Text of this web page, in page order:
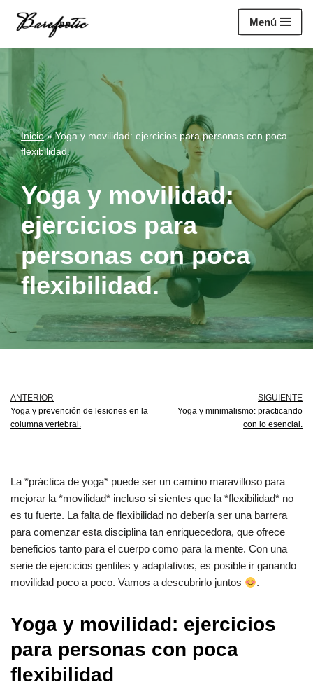
contenido
Menú
Inicio»Yoga y movilidad: ejercicios para personas con poca
flexibilidad.
Yoga y movilidad:
ejercicios para
personas con poca
flexibilidad.
ANTERIOR
Yoga y prevención de lesiones en la
columna vertebral.
SIGUIENTE
Yoga y minimalismo: practicando
con lo esencial.
La *práctica de yoga* puede ser un camino maravilloso para
mejorar la *movilidad* incluso si sientes que la *flexibilidad* no
es tu fuerte. La falta de flexibilidad no debería ser una barrera
para comenzar esta disciplina tan enriquecedora, que ofrece
beneficios tanto para el cuerpo como para la mente. Con una
serie de ejercicios gentiles y adaptativos, es posible ir ganando
movilidad poco a poco. Vamos a descubrirlo juntos
.
Yoga y movilidad: ejercicios
para personas con poca
flexibilidad